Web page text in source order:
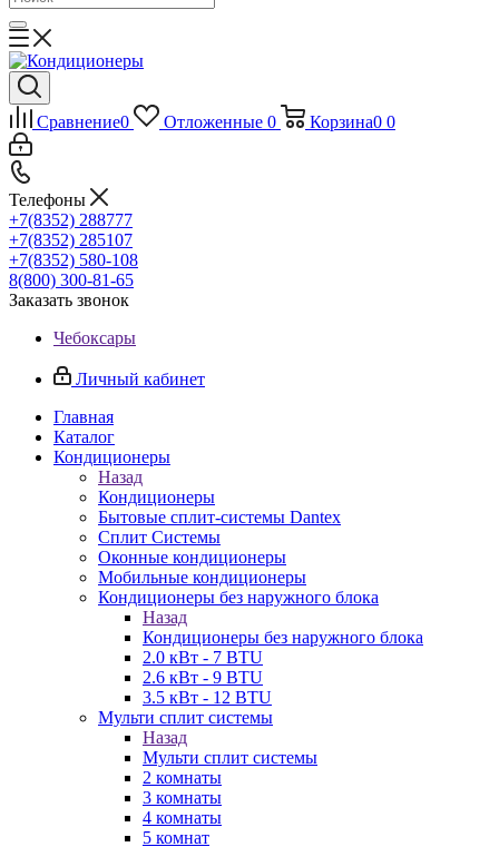
Сравнение0 Отложенные 0 Корзина0 0
Телефоны
+7(8352) 288777
+7(8352) 285107
+7(8352) 580-108
8(800) 300-81-65
Заказать звонок
Чебоксары
Личный кабинет
Главная
Каталог
Кондиционеры
Назад
Кондиционеры
Бытовые сплит-системы Dantex
Сплит Системы
Оконные кондиционеры
Мобильные кондиционеры
Кондиционеры без наружного блока
Назад
Кондиционеры без наружного блока
2.0 кВт - 7 BTU
2.6 кВт - 9 BTU
3.5 кВт - 12 BTU
Мульти сплит системы
Назад
Мульти сплит системы
2 комнаты
3 комнаты
4 комнаты
5 комнат